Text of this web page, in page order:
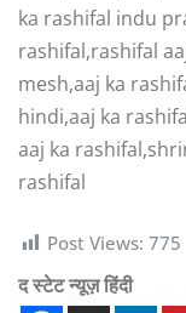
ka rashifal indu
rashifal,rashifal
mesh,aaj ka
hindi,aaj ka
aaj ka
rashifal
Post Views: 775
द स्टेट न्यूज़ हिंदी